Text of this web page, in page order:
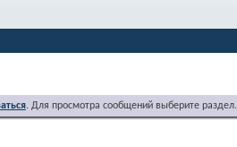
. Для просмотра сообщений выберите раздел.